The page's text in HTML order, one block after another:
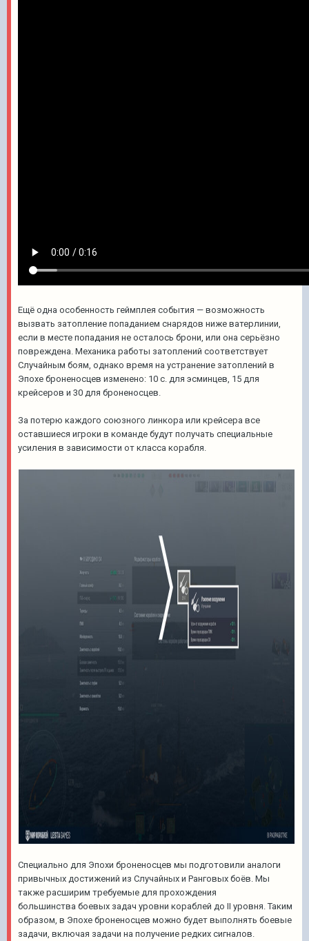
Ещё одна особенность геймплея события — возможность
вызвать затопление попаданием снарядов ниже ватерлинии,
если в месте попадания не осталось брони, или она серьёзно
повреждена. Механика работы затоплений соответствует
Случайным боям, однако время на устранение затоплений в
Эпохе броненосцев изменено: 10 с. для эсминцев, 15 для
крейсеров и 30 для броненосцев.
За потерю каждого союзного линкора или крейсера все
оставшиеся игроки в команде будут получать специальные
усиления в зависимости от класса корабля.
Специально для Эпохи броненосцев мы подготовили аналоги
привычных достижений из Случайных и Ранговых боёв. Мы
также расширим требуемые для прохождения
большинства боевых задач уровни кораблей до II уровня. Таким
образом, в Эпохе броненосцев можно будет выполнять боевые
задачи, включая задачи на получение редких сигналов.